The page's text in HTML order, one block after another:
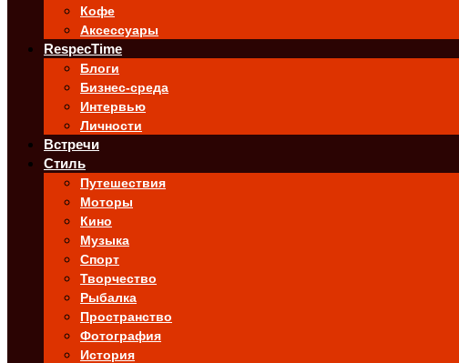
Кофе
Аксессуары
RespecTime
Блоги
Бизнес-среда
Интервью
Личности
Встречи
Стиль
Путешествия
Моторы
Кино
Музыка
Спорт
Творчество
Рыбалка
Пространство
Фотография
История